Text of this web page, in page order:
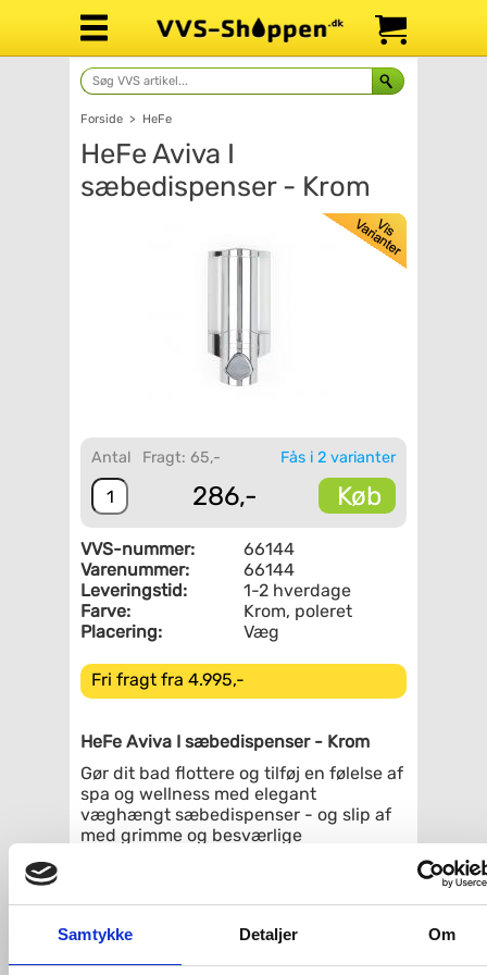
Samtykke Detaljer Om
Forside > HeFe
HeFe Aviva I
sæbedispenser - Krom
Fås i 2 varianter
Antal Fragt: 65,-
286,- Køb
VVS-nummer:
66144
Varenummer:
66144
Leveringstid:
1-2 hverdage
Farve:
Krom, poleret
Placering:
Væg
Fri fragt fra 4.995,-
HeFe Aviva I sæbedispenser - Krom
Gør dit bad flottere og tilføj en følelse af
spa og wellness med elegant
væghængt sæbedispenser - og slip af
med grimme og besværlige
Shampoo/Balsam/Shower
gel/Soap/Lotion til at sætte på
dispenseren. Sæbedispenseren er
velegnet til sæbe, shampoo, balsam,